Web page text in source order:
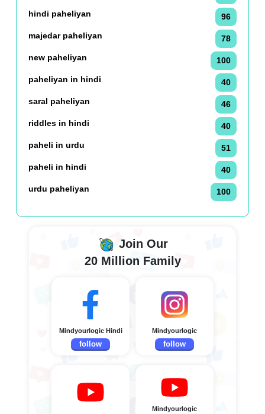
hindi paheliyan
96
majedar paheliyan
78
new paheliyan
100
paheliyan in hindi
40
saral paheliyan
46
riddles in hindi
40
paheli in urdu
51
paheli in hindi
40
urdu paheliyan
100
Join Our
20 Million Family
Mindyourlogic Hindi
follow
Mindyourlogic
follow
Mindyourlogic